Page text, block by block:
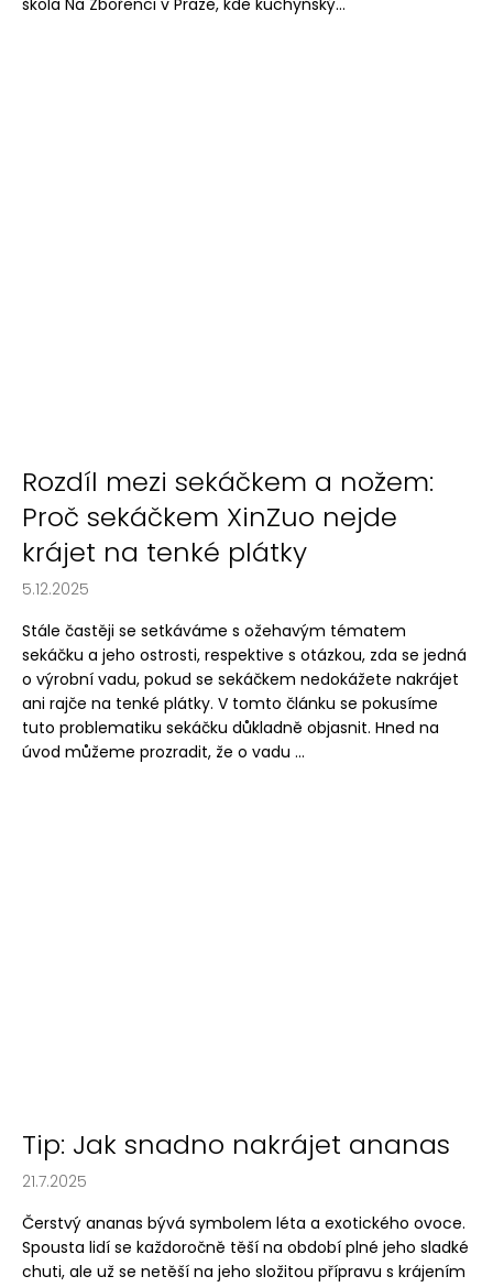
škola Na Zbořenci v Praze, kde kuchyňský...
Rozdíl mezi sekáčkem a nožem:
Proč sekáčkem XinZuo nejde
krájet na tenké plátky
5.12.2025
Stále častěji se setkáváme s ožehavým tématem
sekáčku a jeho ostrosti, respektive s otázkou, zda se jedná
o výrobní vadu, pokud se sekáčkem nedokážete nakrájet
ani rajče na tenké plátky. V tomto článku se pokusíme
tuto problematiku sekáčku důkladně objasnit. Hned na
úvod můžeme prozradit, že o vadu ...
Tip: Jak snadno nakrájet ananas
21.7.2025
Čerstvý ananas bývá symbolem léta a exotického ovoce.
Spousta lidí se každoročně těší na období plné jeho sladké
chuti, ale už se netěší na jeho složitou přípravu s krájením